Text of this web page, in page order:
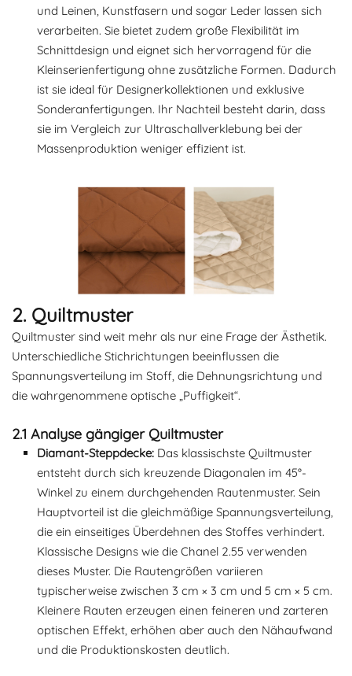
und Leinen, Kunstfasern und sogar Leder lassen sich
verarbeiten. Sie bietet zudem große Flexibilität im
Schnittdesign und eignet sich hervorragend für die
Kleinserienfertigung ohne zusätzliche Formen. Dadurch
ist sie ideal für Designerkollektionen und exklusive
Sonderanfertigungen. Ihr Nachteil besteht darin, dass
sie im Vergleich zur Ultraschallverklebung bei der
Massenproduktion weniger effizient ist.
2. Quiltmuster
Quiltmuster sind weit mehr als nur eine Frage der Ästhetik.
Unterschiedliche Stichrichtungen beeinflussen die
Spannungsverteilung im Stoff, die Dehnungsrichtung und
die wahrgenommene optische „Puffigkeit“.
2.1 Analyse gängiger Quiltmuster
Diamant-Steppdecke: Das klassischste Quiltmuster
entsteht durch sich kreuzende Diagonalen im 45°-
Winkel zu einem durchgehenden Rautenmuster. Sein
Hauptvorteil ist die gleichmäßige Spannungsverteilung,
die ein einseitiges Überdehnen des Stoffes verhindert.
Klassische Designs wie die Chanel 2.55 verwenden
dieses Muster. Die Rautengrößen variieren
typischerweise zwischen 3 cm × 3 cm und 5 cm × 5 cm.
Kleinere Rauten erzeugen einen feineren und zarteren
optischen Effekt, erhöhen aber auch den Nähaufwand
und die Produktionskosten deutlich.